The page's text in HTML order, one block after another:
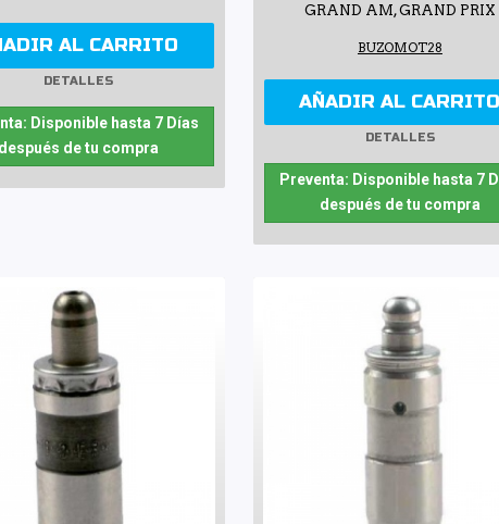
AL CARRITO
DETALLES
Disponible hasta 7 Días
de tu compra
GRAND AM, GRAND PRIX
BUZOMOT28
AÑADIR AL CARRITO
DETALLES
Preventa: Disponible hasta 7
después de tu compra